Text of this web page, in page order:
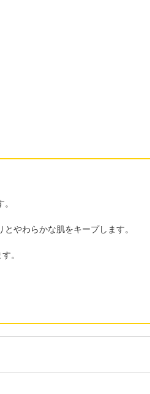
やわらかな肌をキープします。
。